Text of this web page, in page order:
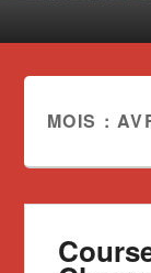
MOIS :